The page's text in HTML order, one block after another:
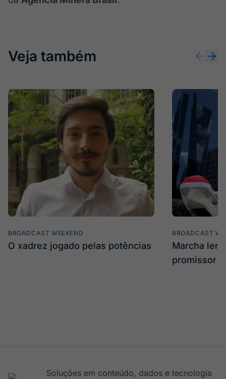
Veja também
BROADCAST WEEKEND
O xadrez jogado pelas potências
BROADCAST
Marcha
promissor
Soluções em conteúdo, dados e tecnologia